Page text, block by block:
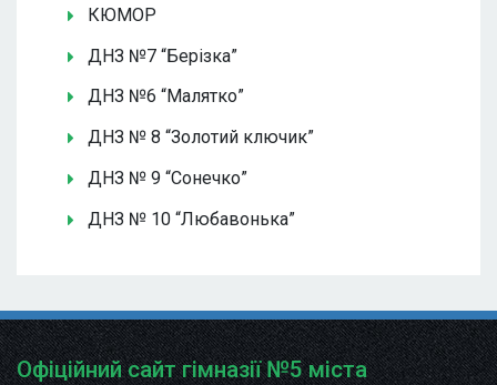
КЮМОР
ДНЗ №7 “Берізка”
ДНЗ №6 “Малятко”
ДНЗ № 8 “Золотий ключик”
ДНЗ № 9 “Сонечко”
ДНЗ № 10 “Любавонька”
Офіційний сайт гімназії №5 міста